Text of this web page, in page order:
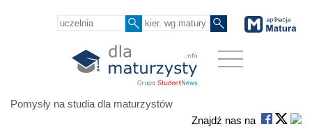
Pomysły na studia dla maturzystów
Znajdź nas na